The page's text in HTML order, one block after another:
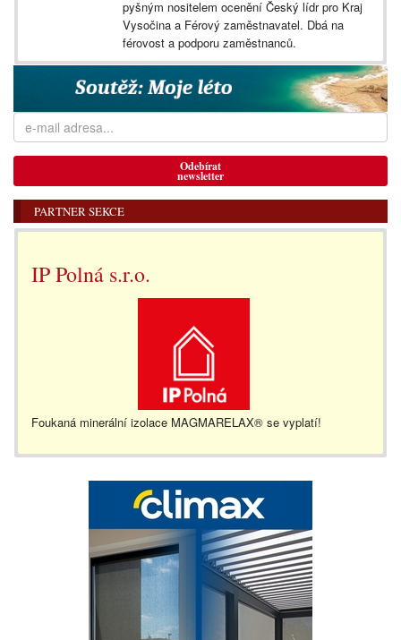
pyšným nositelem ocenění Český lídr pro Kraj
Vysočina a Férový zaměstnavatel. Dbá na
férovost a podporu zaměstnanců.
Odebírat
newsletter
PARTNER SEKCE
IP Polná s.r.o.
Foukaná minerální izolace MAGMARELAX® se vyplatí!